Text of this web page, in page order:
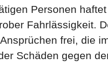
Personen
Fahrlässigkeit.
frei, die
Schäden gegen